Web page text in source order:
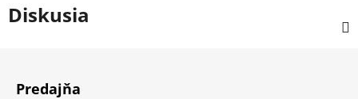
Diskusia
Predajňa